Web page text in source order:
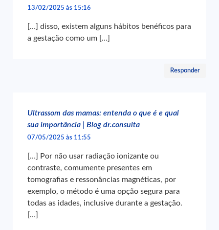
13/02/2025 às 15:16
[…] disso, existem alguns hábitos benéficos para
a gestação como um […]
Responder
Ultrassom das mamas: entenda o que é e qual
sua importância | Blog dr.consulta
07/05/2025 às 11:55
[…] Por não usar radiação ionizante ou
contraste, comumente presentes em
tomografias e ressonâncias magnéticas, por
exemplo, o método é uma opção segura para
todas as idades, inclusive durante a gestação.
[…]